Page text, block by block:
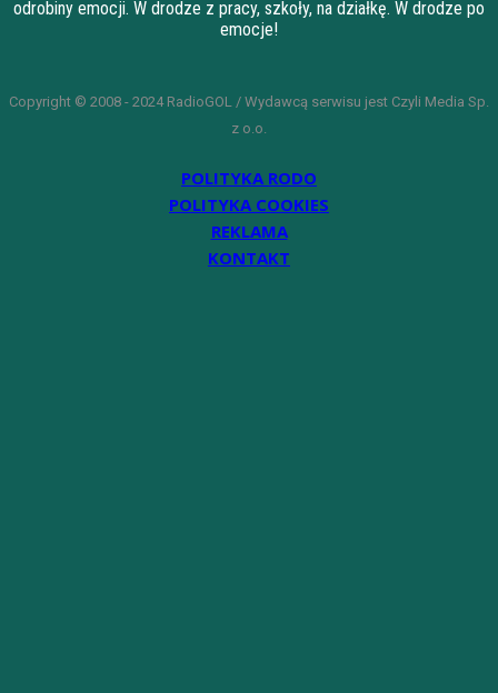
odrobiny emocji. W drodze z pracy, szkoły, na działkę. W drodze po
emocje!
Copyright © 2008 - 2024 RadioGOL / Wydawcą serwisu jest Czyli Media Sp.
z o.o.
POLITYKA RODO
POLITYKA COOKIES
REKLAMA
KONTAKT